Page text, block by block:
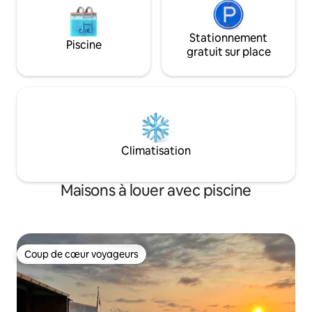
Piscine
Stationnement
gratuit sur place
Climatisation
Maisons à louer avec piscine
Coup de cœur voyageurs
Coup de cœur voyageurs